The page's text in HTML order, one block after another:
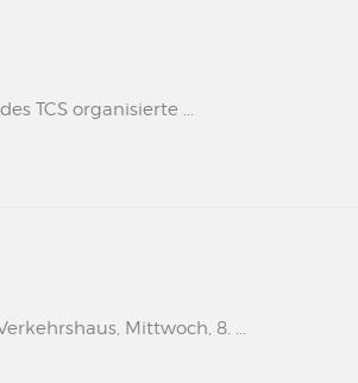
TCS organisierte ...
Mittwoch, 8. ...